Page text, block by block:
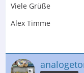
Viele Grüße
Alex Timme